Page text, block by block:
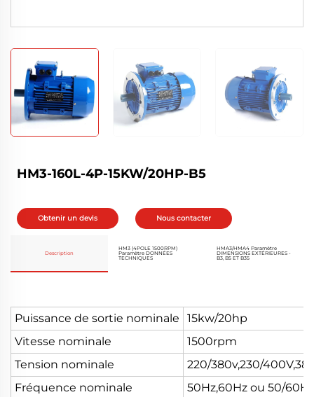
HM3-160L-4P-15KW/20HP-B5
Obtenir un devis Nous contacter
Description
HM3 (4POLE 1500RPM)
Paramètre DONNÉES
TECHNIQUES
HMA3/HMA4 Paramètre
DIMENSIONS EXTÉRIEURES -
B3, B5 ET B35
Puissance de sortie nominale
15kw/20hp
Vitesse nominale
1500rpm
Tension nominale
220/380v,230/
Fréquence nominale
50Hz,60Hz ou 50/60Hz